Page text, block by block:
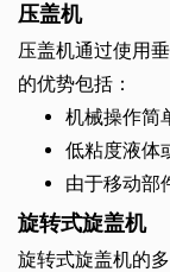
压盖机
压盖机通过使用
的优势包括：
机械操作简
低粘度液体
由于移动部
旋转式旋盖机
旋转式旋盖机的